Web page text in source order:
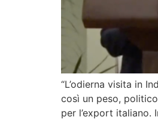
“L’odierna visita in
così un peso,
per l’export